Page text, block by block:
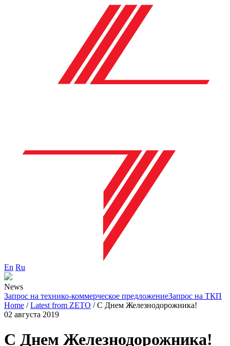
En Ru
News
Запрос на технико-коммерческое предложениеЗапрос на ТКП
Home /Latest from ZETO /С Днем Железнодорожника!
02 августа 2019
С Днем Железнодорожника!